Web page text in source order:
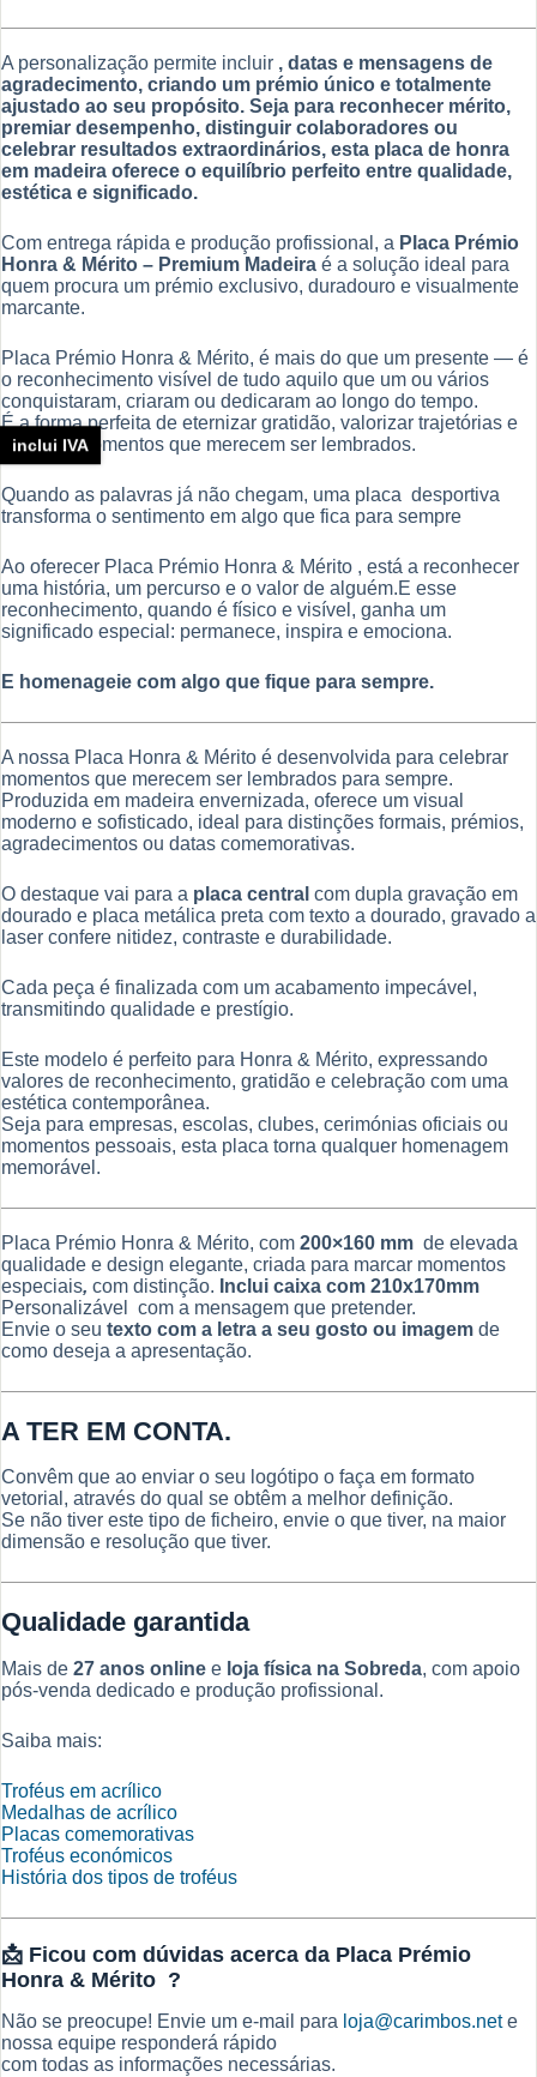
A personalização permite incluir , datas e mensagens de
agradecimento, criando um prémio único e totalmente
ajustado ao seu propósito. Seja para reconhecer mérito,
premiar desempenho, distinguir colaboradores ou
celebrar resultados extraordinários, esta placa de honra
em madeira oferece o equilíbrio perfeito entre qualidade,
estética e significado.
Com entrega rápida e produção profissional, a Placa Prémio
Honra & Mérito – Premium Madeira é a solução ideal para
quem procura um prémio exclusivo, duradouro e visualmente
marcante.
Placa Prémio Honra & Mérito, é mais do que um presente — é
o reconhecimento visível de tudo aquilo que um ou vários
conquistaram, criaram ou dedicaram ao longo do tempo.
É a forma perfeita de eternizar gratidão, valorizar trajetórias e
celebrar momentos que merecem ser lembrados.
Quando as palavras já não chegam, uma placa desportiva
transforma o sentimento em algo que fica para sempre
Ao oferecer Placa Prémio Honra & Mérito , está a reconhecer
uma história, um percurso e o valor de alguém.E esse
reconhecimento, quando é físico e visível, ganha um
significado especial: permanece, inspira e emociona.
E homenageie com algo que fique para sempre.
A nossa Placa Honra & Mérito é desenvolvida para celebrar
momentos que merecem ser lembrados para sempre.
Produzida em madeira envernizada, oferece um visual
moderno e sofisticado, ideal para distinções formais, prémios,
agradecimentos ou datas comemorativas.
O destaque vai para a placa central com dupla gravação em
dourado e placa metálica preta com texto a dourado, gravado a
laser confere nitidez, contraste e durabilidade.
Cada peça é finalizada com um acabamento impecável,
transmitindo qualidade e prestígio.
Este modelo é perfeito para Honra & Mérito, expressando
valores de reconhecimento, gratidão e celebração com uma
estética contemporânea.
Seja para empresas, escolas, clubes, cerimónias oficiais ou
momentos pessoais, esta placa torna qualquer homenagem
memorável.
Placa Prémio Honra & Mérito, com 200×160 mm de elevada
qualidade e design elegante, criada para marcar momentos
especiais, com distinção. Inclui caixa com 210x170mm
Personalizável com a mensagem que pretender.
Envie o seu texto com a letra a seu gosto ou imagem de
como deseja a apresentação.
A TER EM CONTA.
Convêm que ao enviar o seu logótipo o faça em formato
vetorial, através do qual se obtêm a melhor definição.
Se não tiver este tipo de ficheiro, envie o que tiver, na maior
dimensão e resolução que tiver.
Qualidade garantida
Mais de 27 anos online e loja física na Sobreda, com apoio
pós-venda dedicado e produção profissional.
Saiba mais:
Troféus em acrílico
Medalhas de acrílico
Placas comemorativas
Troféus económicos
História dos tipos de troféus
📩 Ficou com dúvidas acerca da Placa Prémio
Honra & Mérito ?
Não se preocupe! Envie um e-mail para loja@carimbos.nete
nossa equipe responderá rápido
com todas as informações necessárias.
inclui IVA